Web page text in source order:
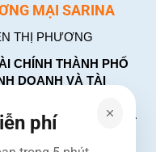
MẠI SARINA
THỊ PHƯƠNG
CHÍNH THÀNH PHỐ
DOANH VÀ TÀI
đổi lần thứ: 4, ngày 31
phí